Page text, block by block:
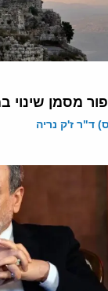
מסמן
ד"ר ז'ק נריה